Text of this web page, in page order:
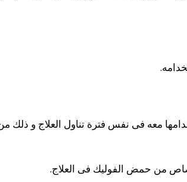
معه فى نفس فترة تناول العلاج و
من حمض الفوليك فى العلاج.